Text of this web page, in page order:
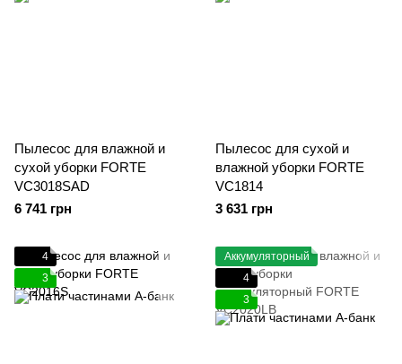
Пылесос для влажной и
сухой уборки FORTE
VC3018SAD
6 741 грн
Пылесос для сухой и
влажной уборки FORTE
VC1814
3 631 грн
4
3
Аккумуляторный
4
3